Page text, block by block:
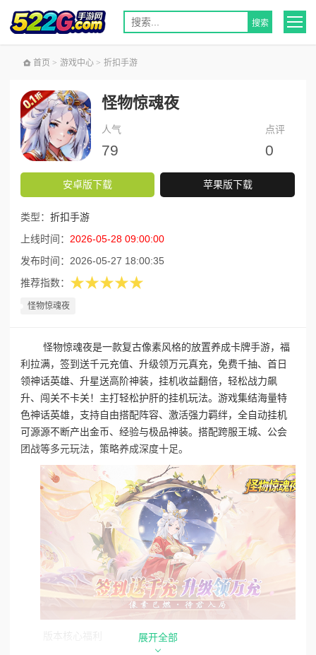
首页 > 游戏中心 > 折扣手游
怪物惊魂夜
人气
79
点评
0
安卓版下载 苹果版下载
类型： 折扣手游
上线时间： 2026-05-28 09:00:00
发布时间： 2026-05-27 18:00:35
推荐指数： ★★★★★
怪物惊魂夜
怪物惊魂夜是一款复古像素风格的放置养成卡牌手游，福
利拉满，签到送千元充值、升级领万元真充，免费千抽、首日
领神话英雄、升星送高阶神装，挂机收益翻倍，轻松战力飙
升、闯关不卡关！主打轻松护肝的挂机玩法。游戏集结海量特
色神话英雄，支持自由搭配阵容、激活强力羁绊，全自动挂机
可源源不断产出金币、经验与极品神装。搭配跨服王城、公会
团战等多元玩法，策略养成深度十足。
展开全部